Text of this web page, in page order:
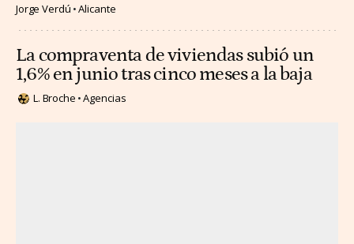
Jorge Verdú Alicante
La compraventa de viviendas subió un
1,6% en junio tras cinco meses a la baja
L. Broche Agencias